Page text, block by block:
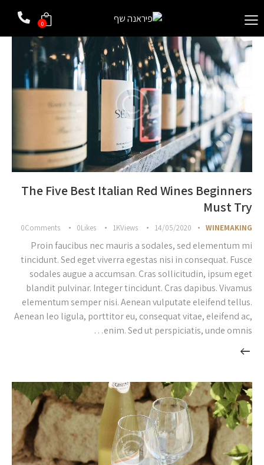
0
The Five Best Italian Red Wines Beginners
Must Try
WINEMAKING
14/05/2020
1KViews
0Likes
0Comments
Proin faucibus nec mauris a sodales, sed elementum mi
tincidunt. Sed eget viverra egestas nisi in consequat. Fusce
sodales augue a accumsan. Cras sollicitudin, ipsum eget
blandit pulvinar. Integer tincidunt. Cras dapibus. Vivamus
elementum semper nisi. Aenean vulputate eleifend tellus.
Aenean leo ligula, porttitor eu, consequat vitae, eleifend ac,
enim. Sed ut perspiciatis, unde omnis…